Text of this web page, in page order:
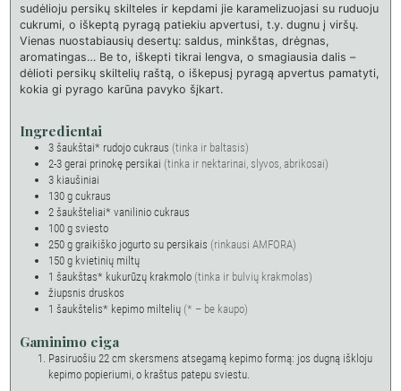
sudėlioju persikų skilteles ir kepdami jie karamelizuojasi su ruduoju
cukrumi, o iškeptą pyragą patiekiu apvertusi, t.y. dugnu į viršų.
Vienas nuostabiausių desertų: saldus, minkštas, drėgnas,
aromatingas… Be to, iškepti tikrai lengva, o smagiausia dalis –
dėlioti persikų skiltelių raštą, o iškepusį pyragą apvertus pamatyti,
kokia gi pyrago karūna pavyko šįkart.
Ingredientai
3 šaukštai* rudojo cukraus (tinka ir baltasis)
2-3 gerai prinokę persikai (tinka ir nektarinai, slyvos, abrikosai)
3 kiaušiniai
130 g cukraus
2šaukšteliai* vanilinio cukraus
100 g sviesto
250 g graikiško jogurto su persikais (rinkausi AMFORA)
150 g kvietinių miltų
1 šaukštas* kukurūzų krakmolo (tinka ir bulvių krakmolas)
žiupsnis druskos
1 šaukštelis* kepimo miltelių (* – be kaupo)
Gaminimo eiga
Pasiruošiu 22 cm skersmens atsegamą kepimo formą: jos dugną iškloju
kepimo popieriumi, o kraštus patepu sviestu.